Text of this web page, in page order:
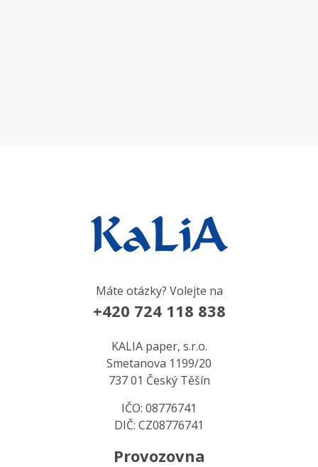
Máte otázky? Volejte na
+420 724 118 838
KALIA paper, s.r.o.
Smetanova 1199/20
737 01 Český Těšín
IČO: 08776741
DIČ: CZ08776741
Provozovna